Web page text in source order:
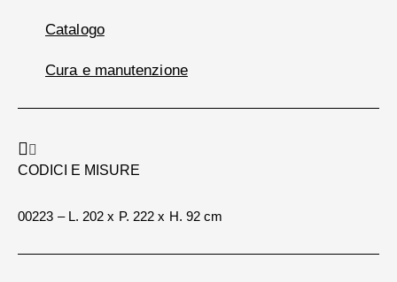
Catalogo
Cura e manutenzione
CODICI E MISURE
00223 – L. 202 x P. 222 x H. 92 cm